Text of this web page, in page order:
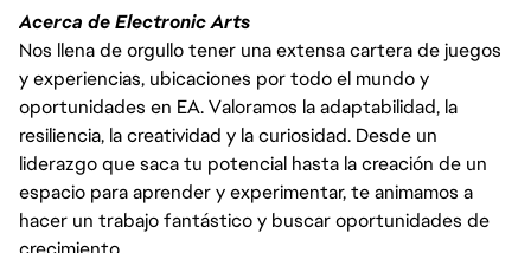
Acerca de Electronic Arts
Nos llena de orgullo tener una extensa cartera de juegos
y experiencias, ubicaciones por todo el mundo y
oportunidades en EA. Valoramos la adaptabilidad, la
resiliencia, la creatividad y la curiosidad. Desde un
liderazgo que saca tu potencial hasta la creación de un
espacio para aprender y experimentar, te animamos a
hacer un trabajo fantástico y buscar oportunidades de